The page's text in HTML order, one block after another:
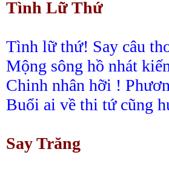
Tình Lữ Thứ
Tình lữ thứ! Say câu
Mộng sông hồ nhát
Chinh nhân hỡi !
Buổi ai về thi tứ cũng
Say Trăng